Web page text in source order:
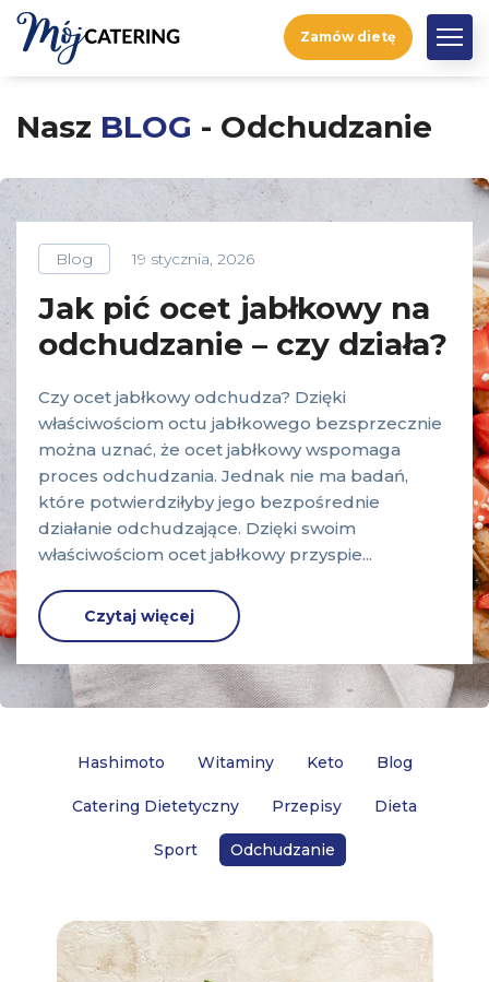
Zamów dietę
Nasz BLOG - Odchudzanie
Blog 19 stycznia, 2026
Jak pić ocet jabłkowy na
odchudzanie – czy działa?
Czy ocet jabłkowy odchudza? Dzięki
właściwościom octu jabłkowego bezsprzecznie
można uznać, że ocet jabłkowy wspomaga
proces odchudzania. Jednak nie ma badań,
które potwierdziłyby jego bezpośrednie
działanie odchudzające. Dzięki swoim
właściwościom ocet jabłkowy przyspie...
Czytaj więcej
Hashimoto Witaminy Keto Blog
Catering Dietetyczny Przepisy Dieta
Sport Odchudzanie